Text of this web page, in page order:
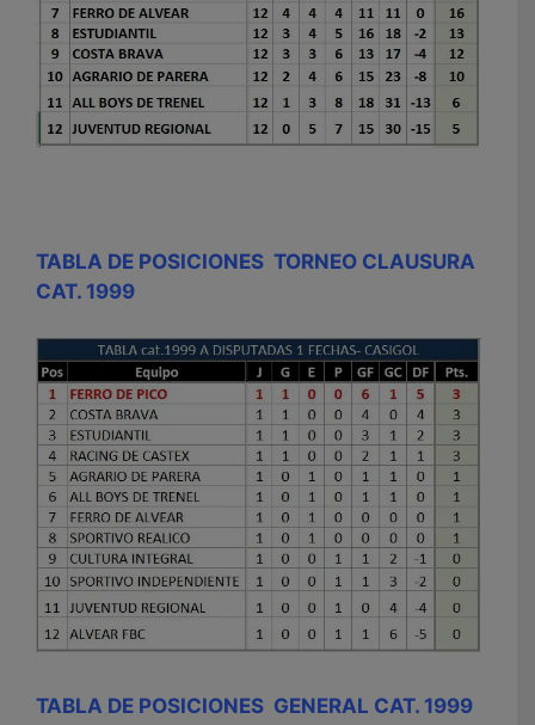
TABLA DE POSICIONES TORNEO CLAUSURA
CAT. 1999
TABLA DE POSICIONES GENERAL CAT. 1999